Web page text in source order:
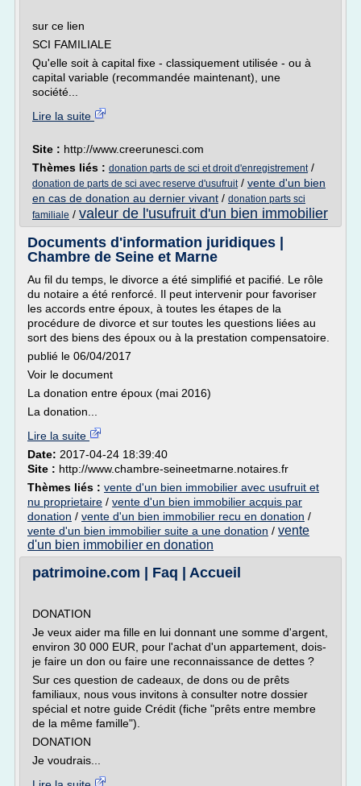
sur ce lien
SCI FAMILIALE
Qu'elle soit à capital fixe - classiquement utilisée - ou à
capital variable (recommandée maintenant), une
société...
Lire la suite
Site : http://www.creerunesci.com
Thèmes liés : donation parts de sci et droit d'enregistrement/
donation de parts de sci avec reserve d'usufruit/ vente d'un bien
en cas de donation au dernier vivant / donation parts sci
familiale / valeur de l'usufruit d'un bien immobilier
Documents d'information juridiques |
Chambre de Seine et Marne
Au fil du temps, le divorce a été simplifié et pacifié. Le rôle
du notaire a été renforcé. Il peut intervenir pour favoriser
les accords entre époux, à toutes les étapes de la
procédure de divorce et sur toutes les questions liées au
sort des biens des époux ou à la prestation compensatoire.
publié le 06/04/2017
Voir le document
La donation entre époux (mai 2016)
La donation...
Lire la suite
Date: 2017-04-24 18:39:40
Site : http://www.chambre-seineetmarne.notaires.fr
Thèmes liés : vente d'un bien immobilier avec usufruit et
nu proprietaire / vente d'un bien immobilier acquis par
donation / vente d'un bien immobilier recu en donation /
vente d'un bien immobilier suite a une donation / vente
d'un bien immobilier en donation
patrimoine.com | Faq | Accueil
DONATION
Je veux aider ma fille en lui donnant une somme d'argent,
environ 30 000 EUR, pour l'achat d'un appartement, dois-
je faire un don ou faire une reconnaissance de dettes ?
Sur ces question de cadeaux, de dons ou de prêts
familiaux, nous vous invitons à consulter notre dossier
spécial et notre guide Crédit (fiche "prêts entre membre
de la même famille").
DONATION
Je voudrais...